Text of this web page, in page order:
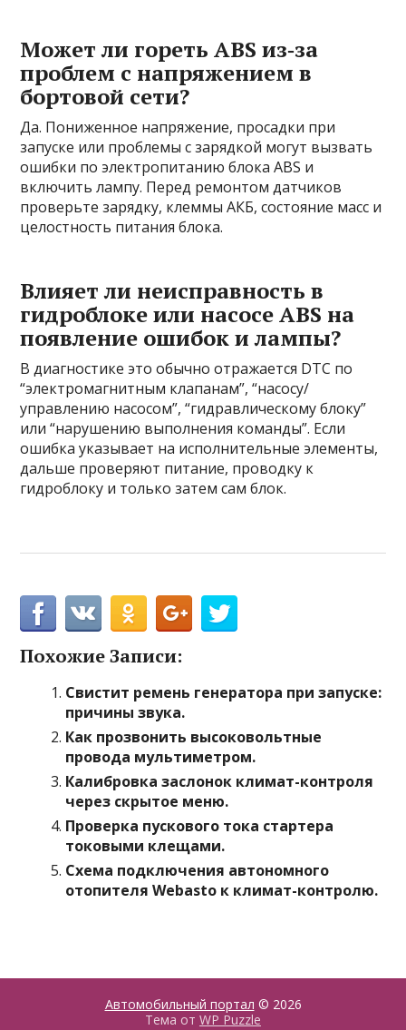
Может ли гореть ABS из‑за
проблем с напряжением в
бортовой сети?
Да. Пониженное напряжение, просадки при
запуске или проблемы с зарядкой могут вызвать
ошибки по электропитанию блока ABS и
включить лампу. Перед ремонтом датчиков
проверьте зарядку, клеммы АКБ, состояние масс и
целостность питания блока.
Влияет ли неисправность в
гидроблоке или насосе ABS на
появление ошибок и лампы?
В диагностике это обычно отражается DTC по
“электромагнитным клапанам”, “насосу/
управлению насосом”, “гидравлическому блоку”
или “нарушению выполнения команды”. Если
ошибка указывает на исполнительные элементы,
дальше проверяют питание, проводку к
гидроблоку и только затем сам блок.
Похожие Записи:
Свистит ремень генератора при запуске:
причины звука.
Как прозвонить высоковольтные
провода мультиметром.
Калибровка заслонок климат-контроля
через скрытое меню.
Проверка пускового тока стартера
токовыми клещами.
Схема подключения автономного
отопителя Webasto к климат-контролю.
Автомобильный портал © 2026
Тема от WP Puzzle